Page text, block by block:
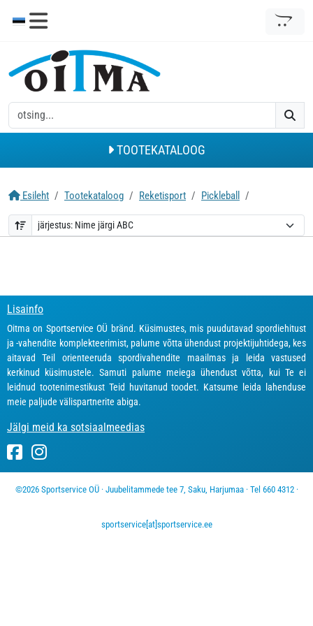
TOOTEKATALOOG
Esileht Tootekataloog Reketisport Pickleball
Lisainfo
Oitma on Sportservice OÜ bränd. Küsimustes, mis puudutavad spordiehitust
ja -vahendite komplekteerimist, palume võtta ühendust projektijuhtidega, kes
aitavad Teil orienteeruda spordivahendite maailmas ja leida vastused
kerkinud küsimustele. Samuti palume meiega ühendust võtta, kui Te ei
leidnud tootenimestikust Teid huvitanud toodet. Katsume leida lahenduse
meie paljude välispartnerite abiga.
Jälgi meid ka sotsiaalmeedias
©2026 Sportservice OÜ · Juubelitammede tee 7, Saku, Harjumaa · Tel 660 4312 ·
sportservice[at]sportservice.ee